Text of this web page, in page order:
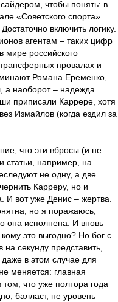
чтобы понять: в
«Советского спорта»
включить логику.
агентам – таких цифр
мире российского
провалах и
Романа Еременко,
а наоборот – надежда.
приписали Каррере, хотя
Измайлов (когда ездил за
что эти вбросы (и не
статьи, например, на
не одну, а две
Карреру, но и
И вот уже Денис – жертва.
но я поражаюсь,
она исполнена. И вновь
это выгодно? Но бог с
секунду представить,
в этом случае для
меняется: главная
том, что уже полтора года
балласт, не уровень